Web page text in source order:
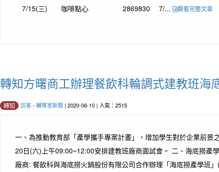
7/15(三) 咖啡點心 2869830 7/...
觀看完整文章
轉知方曙商工辦理餐飲科輪調式建教班海
轉知 訪客- 輔導室新聞 | 2020-06-10 | 人氣：2515
一、為推動教育部「產學攜手專案計畫」，增加學生對於企業前景
20日(六)上午09:00~12:00安排建教班廠商面試會。 二、海底撈產
廠商: 餐飲科與海底撈火鍋股份有限公司合作辦理「海底撈產學班